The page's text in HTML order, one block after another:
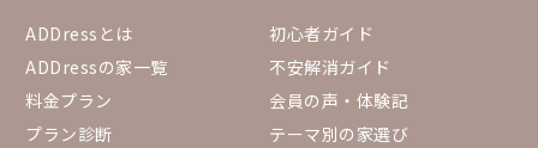
ADDressとは
ADDressの家一覧
料金プラン
プラン診断
初心者ガイド
不安解消ガイド
会員の声・体験記
テーマ別の家選び